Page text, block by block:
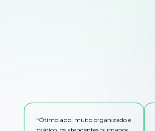
“Ótimo app! muito organizado e